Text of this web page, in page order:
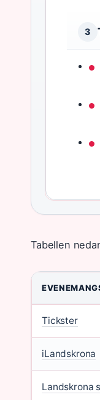
3
Tabellen
Tickster
iLandskrona
Landskrona